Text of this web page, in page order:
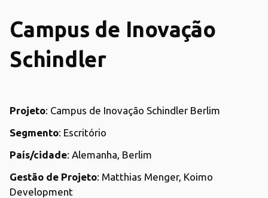
Campus de Inovação
Schindler
Projeto: Campus de Inovação Schindler Berlim
Segmento: Escritório
País/cidade: Alemanha, Berlim
Gestão de Projeto: Matthias Menger, Koimo
Development